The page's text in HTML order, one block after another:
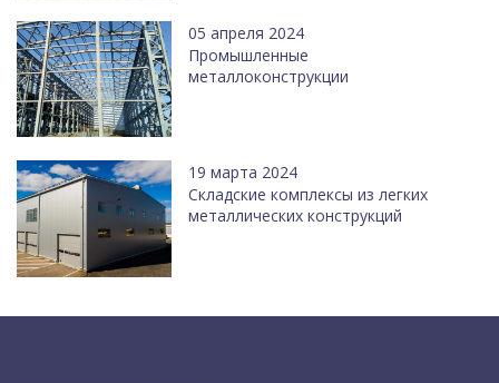
05 апреля 2024
Промышленные
металлоконструкции
19 марта 2024
Cкладские комплексы из легких
металлических конструкций